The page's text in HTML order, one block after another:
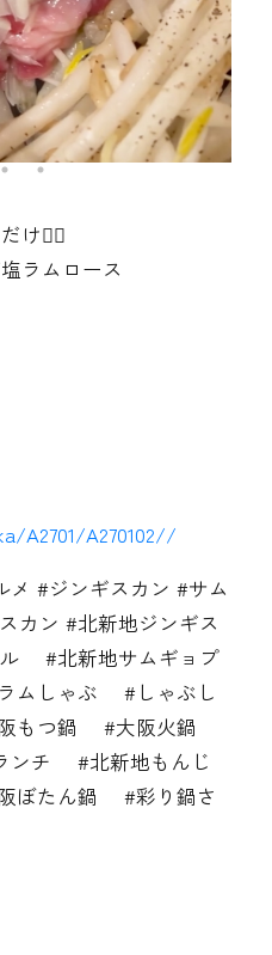
けが🏻
ラムロース
A2701/A270102//
#ジンギスカン #サム
カン #北新地ジンギス
ル #北新地サムギョプ
ムしゃぶ #しゃぶし
もつ鍋 #大阪火鍋
ンチ #北新地もんじ
たん鍋 #彩り鍋さ